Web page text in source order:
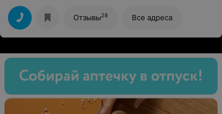
отваливается, пушиться. На выходе началось
вынюхивание масочек дорогих и всего прочего
Отзывы28 Все адреса